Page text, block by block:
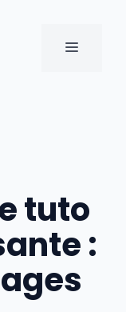
MENU
tuto
: